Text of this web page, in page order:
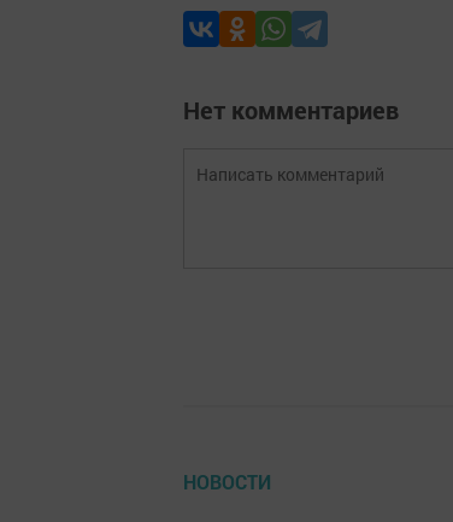
Нет комментариев
НОВОСТИ